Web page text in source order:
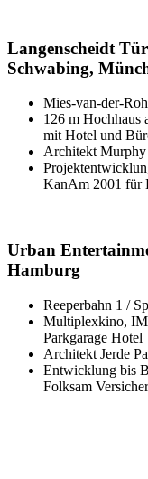
Langenscheidt
Schwabing,
Mies-van-der-
126 m Hochhaus
mit Hotel und
Architekt Murphy
KanAm 2001 für
Urban
Hamburg
Reeperbahn 1 /
Multiplexkino,
Parkgarage Hotel
Architekt Jerde
Entwicklung bis
Folksam